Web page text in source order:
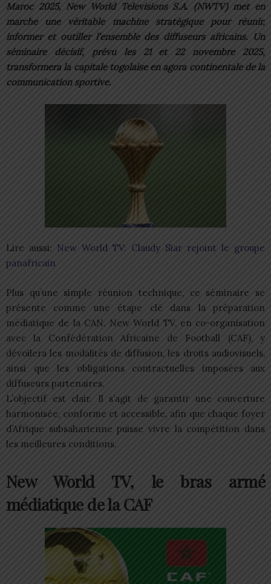
Maroc 2025, New World Televisions S.A. (NWTV) met en
marche une véritable machine stratégique pour réunir,
informer et outiller l’ensemble des diffuseurs africains. Un
séminaire décisif, prévu les 21 et 22 novembre 2025,
transformera la capitale togolaise en agora continentale de la
communication sportive.
Lire aussi: New World TV: Claudy Siar rejoint le groupe
panafricain
Plus qu’une simple réunion technique, ce séminaire se
présente comme une étape clé dans la préparation
médiatique de la CAN. New World TV, en co-organisation
avec la Confédération Africaine de Football (CAF), y
dévoilera les modalités de diffusion, les droits audiovisuels,
ainsi que les obligations contractuelles imposées aux
diffuseurs partenaires.
L’objectif est clair. Il s’agit de garantir une couverture
harmonisée, conforme et accessible, afin que chaque foyer
d’Afrique subsaharienne puisse vivre la compétition dans
les meilleures conditions.
New World TV, le bras armé
médiatique de la CAF